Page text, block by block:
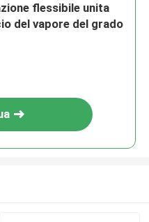
flessibile unita
del vapore del grado